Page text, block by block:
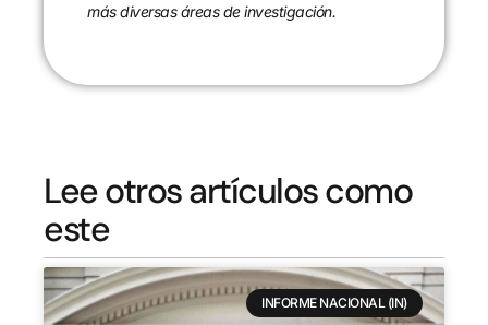
más diversas áreas de investigación.
Lee otros artículos como
este
INFORME NACIONAL (IN)